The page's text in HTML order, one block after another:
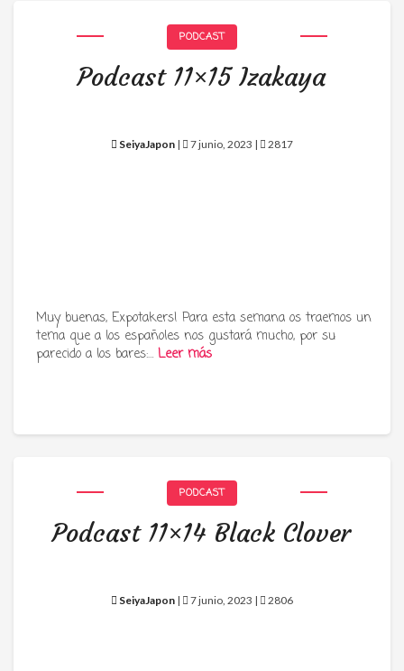
PODCAST
Podcast 11×15 Izakaya
SeiyaJapon | 7 junio, 2023 | 2817
Muy buenas, Expotakers! Para esta semana os traemos un
tema que a los españoles nos gustará mucho, por su
parecido a los bares:… Leer más
PODCAST
Podcast 11×14 Black Clover
SeiyaJapon | 7 junio, 2023 | 2806